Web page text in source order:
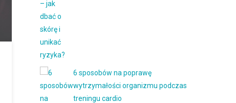
6 sposobów na poprawę
wytrzymałości organizmu podczas
treningu cardio